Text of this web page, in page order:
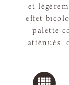
et
effet
palette
atténués,